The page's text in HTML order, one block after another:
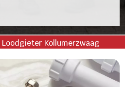
Loodgieter Kollumerzwaag